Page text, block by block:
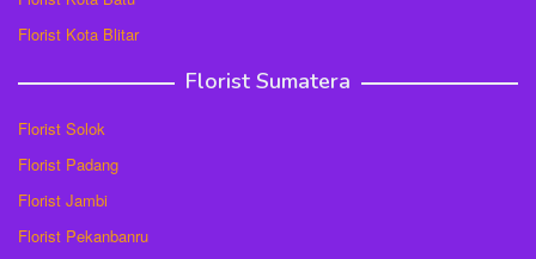
Florist Kota Blitar
Florist Sumatera
Florist Solok
Florist Padang
Florist Jambi
Florist Pekanbanru